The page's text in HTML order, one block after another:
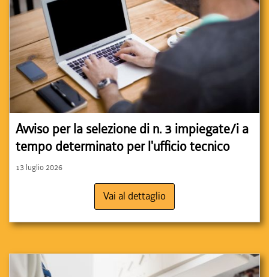
Avviso per la selezione di n. 3 impiegate/i a
tempo determinato per l'ufficio tecnico
13 luglio 2026
Vai al dettaglio